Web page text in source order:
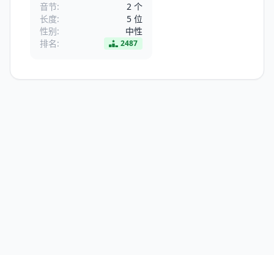
音节:
2 个
长度:
5 位
性别:
中性
排名:
2487